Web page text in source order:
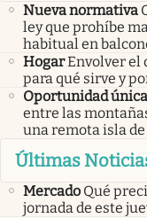
Nueva normativa
ley que prohíbe
habitual en
HogarEnvolver el
para qué sirve y
Oportunidad única
entre las
una remota isla
Últimas
Mercado Qué
jornada de este